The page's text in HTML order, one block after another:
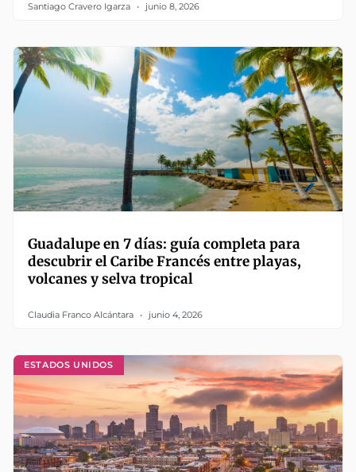
Santiago Cravero Igarza junio 8, 2026
Guadalupe en 7 días: guía completa para
descubrir el Caribe Francés entre playas,
volcanes y selva tropical
Claudia Franco Alcántara junio 4, 2026
ESTADOS UNIDOS